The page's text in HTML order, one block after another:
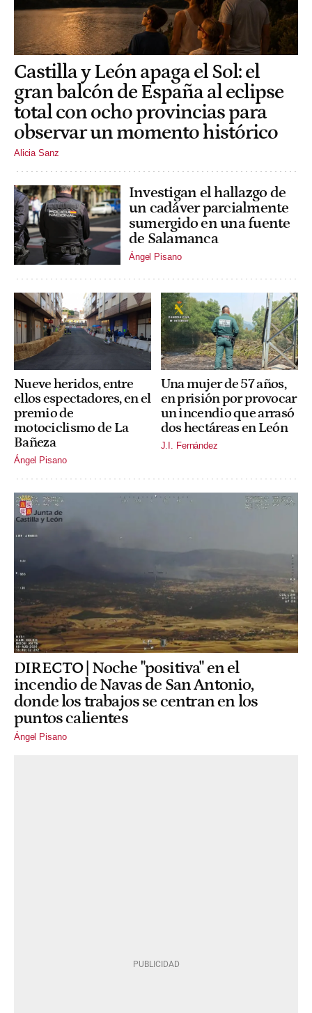
Castilla y León apaga el Sol: el
gran balcón de España al eclipse
total con ocho provincias para
observar un momento histórico
Alicia Sanz
Investigan el hallazgo de
un cadáver parcialmente
sumergido en una fuente
de Salamanca
Ángel Pisano
Nueve heridos, entre
ellos espectadores, en el
premio de
motociclismo de La
Bañeza
Ángel Pisano
Una mujer de 57 años,
en prisión por provocar
un incendio que arrasó
dos hectáreas en León
J.I. Fernández
DIRECTO | Noche "positiva" en el
incendio de Navas de San Antonio,
donde los trabajos se centran en los
puntos calientes
Ángel Pisano